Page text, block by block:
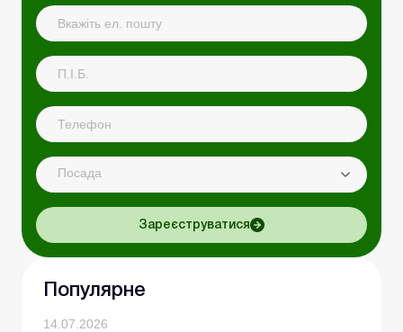
Посада
Зареєструватися
Популярне
14.07.2026